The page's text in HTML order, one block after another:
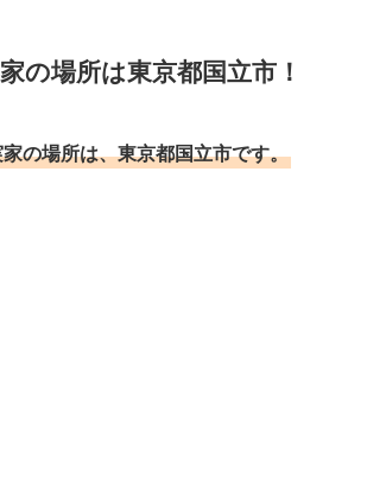
の場所は東京都国立市！
の場所は、東京都国立市です。